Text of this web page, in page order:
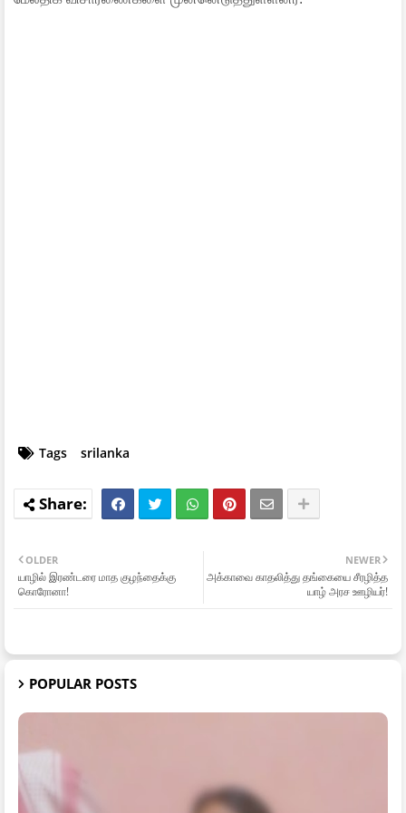
Tags srilanka
NEWER
அக்காவை காதலித்து தங்கையை சீரழித்த
யாழ் அரச ஊழியர்!
OLDER
யாழில் இரண்டரை மாத குழந்தைக்கு
கொரோனா!
POPULAR POSTS